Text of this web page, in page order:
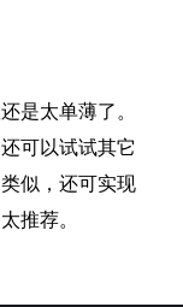
是太单薄了。
似，还可实现
推荐。